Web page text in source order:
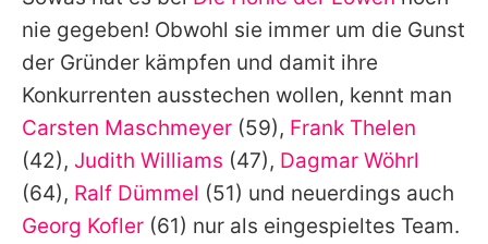
Datenschutzerklärung
Nutzungsbedingungen
Utiq verwalten
nie gegeben! Obwohl sie immer um die Gunst
der Gründer kämpfen und damit ihre
Konkurrenten ausstechen wollen, kennt man
Carsten Maschmeyer (59), Frank Thelen
(42), Judith Williams (47), Dagmar Wöhrl
(64), Ralf Dümmel (51) und neuerdings auch
Georg Kofler (61) nur als eingespieltes Team.